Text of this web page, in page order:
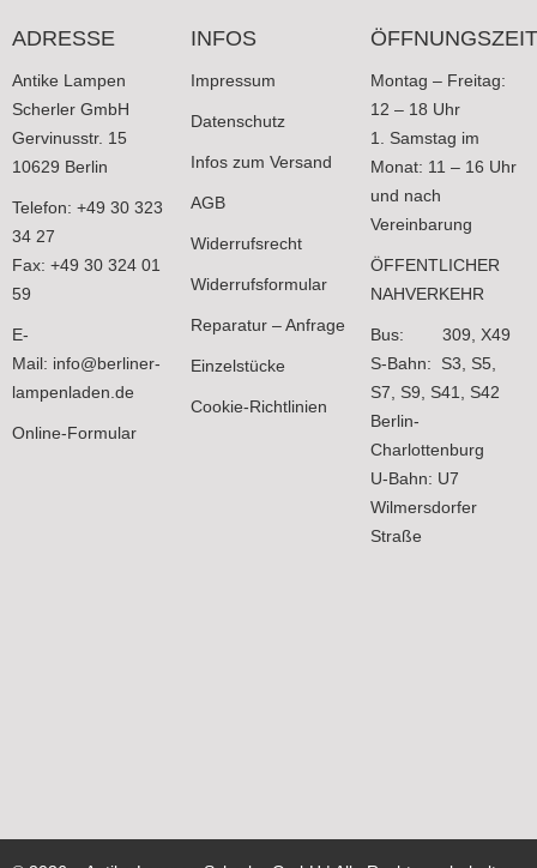
ADRESSE
Antike Lampen
Scherler GmbH
Gervinusstr. 15
10629 Berlin
Telefon: +49 30 323
34 27
Fax: +49 30 324 01
59
E-
Mail: info@berliner-
lampenladen.de
Online-Formular
INFOS
Impressum
Datenschutz
Infos zum Versand
AGB
Widerrufsrecht
Widerrufsformular
Reparatur – Anfrage
Einzelstücke
Cookie-Richtlinien
Montag – Freitag:
12 – 18 Uhr
1. Samstag im
Monat: 11 – 16 Uhr
und nach
Vereinbarung
ÖFFENTLICHER
NAHVERKEHR
Bus: 309, X49
S-Bahn: S3, S5,
S7, S9, S41, S42
Berlin-
Charlottenburg
U-Bahn: U7
Wilmersdorfer
Straße